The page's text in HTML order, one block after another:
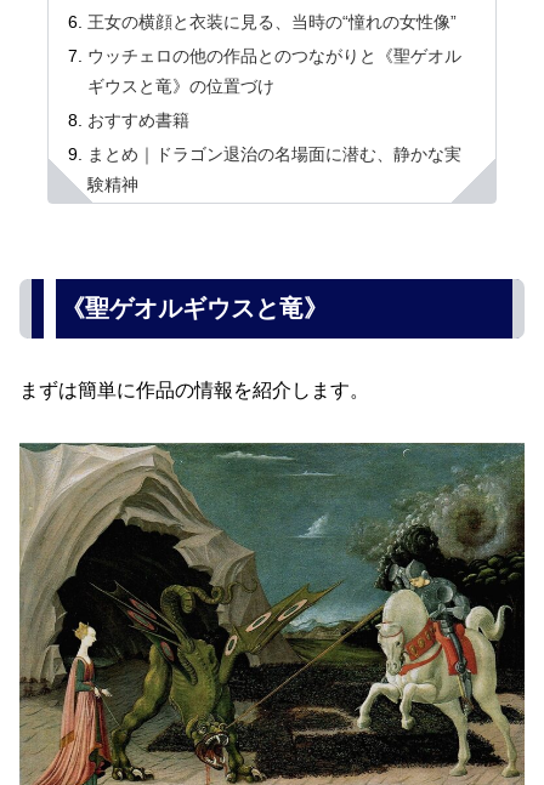
王女の横顔と衣装に見る、当時の“憧れの女性像”
ウッチェロの他の作品とのつながりと《聖ゲオル
ギウスと竜》の位置づけ
おすすめ書籍
まとめ｜ドラゴン退治の名場面に潜む、静かな実
験精神
《聖ゲオルギウスと竜》
まずは簡単に作品の情報を紹介します。